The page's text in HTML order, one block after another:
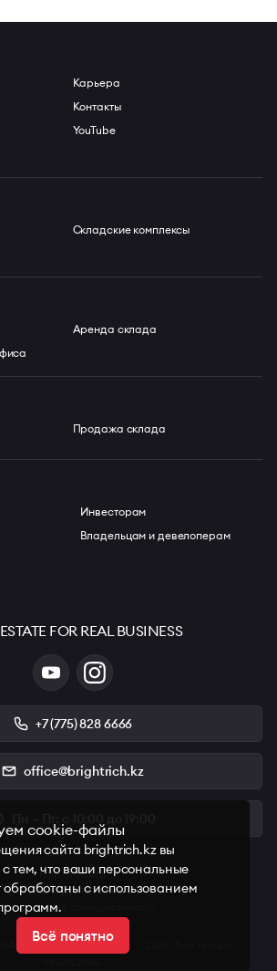
Карьера
Контакты
YouTube
Складские комплексы
Аренда склада
Продажа склада
Инвесторам
Владельцам и девелоперам
FOR REAL BUSINESS
+7 (775) 828 6666
office@brightrich.kz
International © 2008 — 2026. Все права
Карта сайта
Условия пользования
конфиденциальности
cookie-файлы
сайта brightrich.kz вы
тем, что ваши персональные
с использованием
Всё понятно